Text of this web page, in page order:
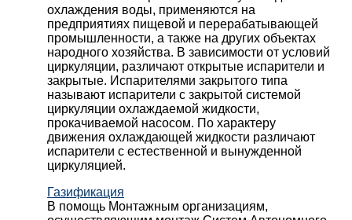
охлаждения воды, применяются на
предприятиях пищевой и перерабатывающей
промышленности, а также на других объектах
народного хозяйства. В зависимости от условий
циркуляции, различают открытые испарители и
закрытые. Испарителями закрытого типа
называют испарители с закрытой системой
циркуляции охлаждаемой жидкости,
прокачиваемой насосом. По характеру
движения охлаждающей жидкости различают
испарители с естественной и вынужденной
циркуляцией.
Газификация
В помощь Монтажным организациям,